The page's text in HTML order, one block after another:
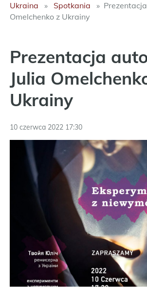
Ukraina
Spotkania
Omelchenko z Ukrainy
Prezentacja
Julia
Ukrainy
10 czerwca 2022 17:30